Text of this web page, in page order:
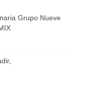
Grupo Nueve